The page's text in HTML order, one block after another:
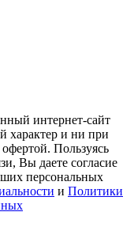
интернет-сайт
характер и ни при
Пользуясь
Вы даете согласие
персональных
и Политики